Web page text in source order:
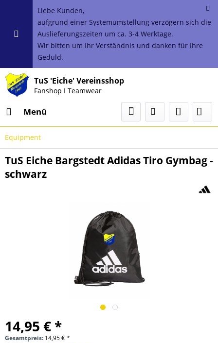
Liebe Kunden,
aufgrund einer Systemumstellung verzögern sich die
Auslieferungszeiten um ca. 3-4 Werktage.
Wir bitten um Ihr Verständnis und danken für Ihre
Geduld.
TuS 'Eiche' Vereinsshop
Fanshop I Teamwear
Menü
Equipment
TuS Eiche Bargstedt Adidas Tiro Gymbag -
schwarz
14,95 € *
Gesamtpreis: 14,95€ *